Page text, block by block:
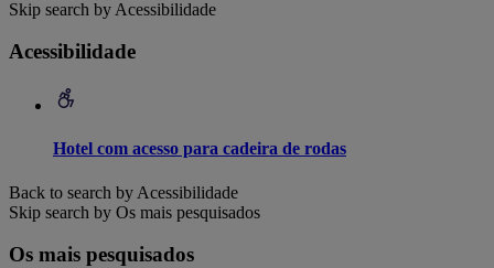
Skip search by Acessibilidade
Acessibilidade
Hotel com acesso para cadeira de rodas
Back to search by Acessibilidade
Skip search by Os mais pesquisados
Os mais pesquisados